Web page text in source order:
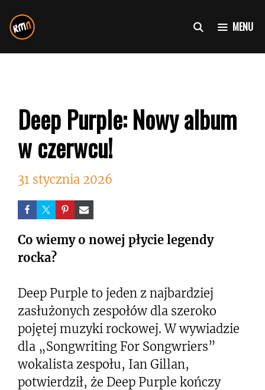
do
treści
MENU
Deep Purple: Nowy album
w czerwcu!
31 stycznia 2026
Co wiemy o nowej płycie legendy
rocka?
Deep Purple to jeden z najbardziej
zasłużonych zespołów dla szeroko
pojętej muzyki rockowej. W wywiadzie
dla „Songwriting For Songwriers”
wokalista zespołu, Ian Gillan,
potwierdził, że Deep Purple kończy